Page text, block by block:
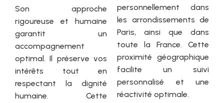
Son approche
rigoureuse et humaine
garantit un
accompagnement
optimal. Il préserve vos
intérêts tout en
respectant la dignité
humaine. Cette
personnellement dans
les arrondissements de
Paris, ainsi que dans
toute la France. Cette
proximité géographique
facilite un suivi
personnalisé et une
réactivité optimale.